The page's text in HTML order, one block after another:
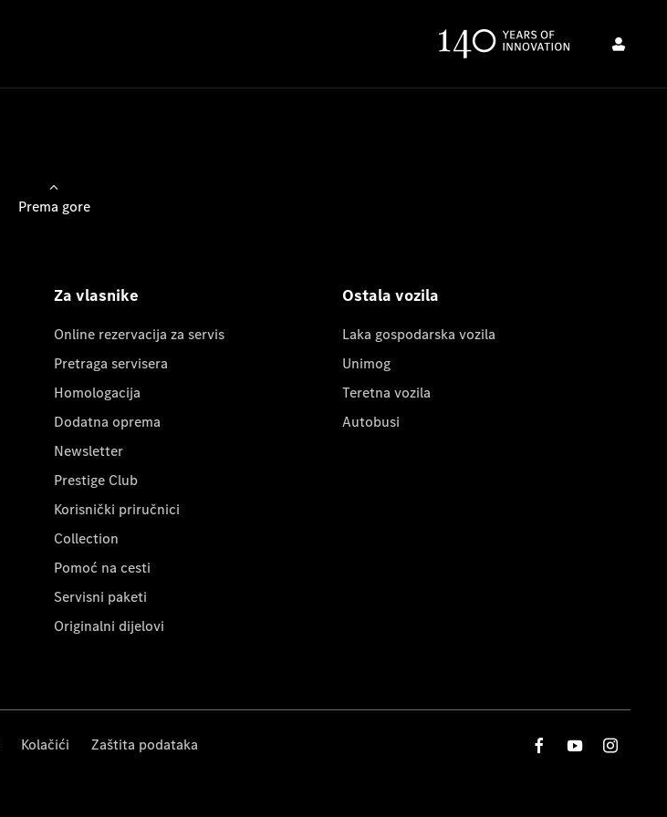
Prema gore
Za vlasnike
Online rezervacija za servis
Pretraga servisera
Homologacija
Dodatna oprema
Newsletter
Prestige Club
Korisnički priručnici
Collection
Pomoć na cesti
Servisni paketi
Originalni dijelovi
Ostala vozila
Laka gospodarska vozila
Unimog
Teretna vozila
Autobusi
Kolačići Zaštita podataka